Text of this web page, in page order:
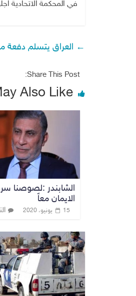
في المحكمة الاتحادية
← العراق يتسلم دفعة
Share This Post:
Also Like
الشابندر :لصوصنا
الايمان معاً
15 يونيو، 2020